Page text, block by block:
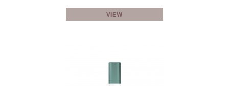
VIEW